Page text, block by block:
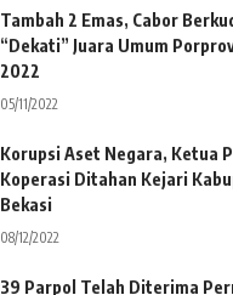
Tambah 2 Emas, Cabor
“Dekati” Juara Umum
2022
05/11/2022
Korupsi Aset Negara, Ketua
Koperasi Ditahan Kejari
Bekasi
08/12/2022
39 Parpol Telah Diterima